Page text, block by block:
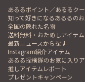
あるるポイント／あるるク
知って好きになるあるるの
全国の隠れた名物
送料無料・おためしアイテム
最新ニュースから探す
Instagram紹介アイテム
あるる探検隊のお気に入り
推しアイテムレポート
プレゼントキャンペーン